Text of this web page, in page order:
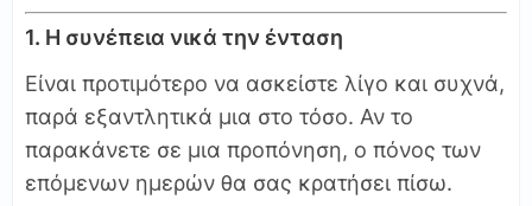
1. Η συνέπεια νικά την ένταση
Είναι προτιμότερο να ασκείστε λίγο και συχνά,
παρά εξαντλητικά μια στο τόσο. Αν το
παρακάνετε σε μια προπόνηση, ο πόνος των
επόμενων ημερών θα σας κρατήσει πίσω.